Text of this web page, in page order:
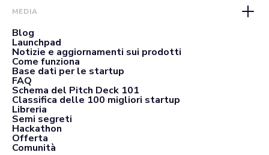
MEDIA
Blog
Launchpad
Notizie e aggiornamenti sui prodotti
Come funziona
Base dati per le startup
FAQ
Schema del Pitch Deck 101
Classifica delle 100 migliori startup
Libreria
Semi segreti
Hackathon
Offerta
Comunità